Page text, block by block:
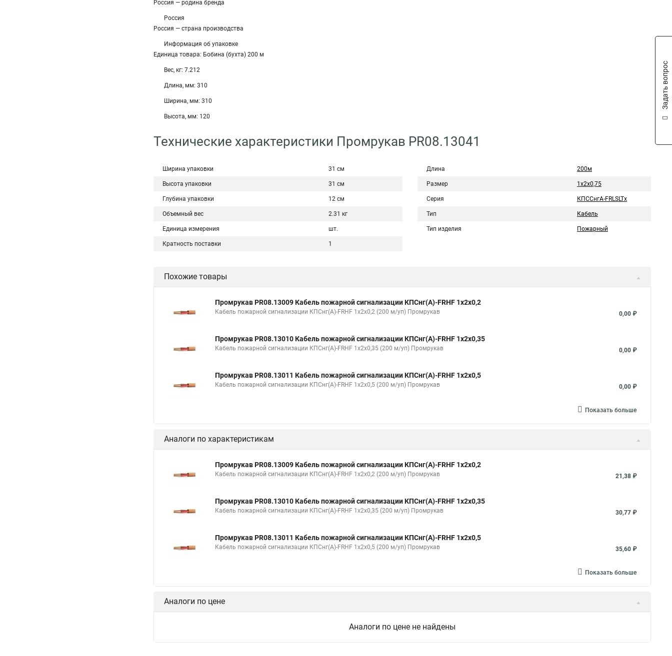
Россия — родина бренда
Россия
Россия — страна производства
Информация об упаковке
Единица товара: Бобина (бухта) 200 м
Вес, кг: 7.212
Длина, мм: 310
Ширина, мм: 310
Высота, мм: 120
Технические характеристики Промрукав PR08.13041
Ширина упаковки 31 см
Высота упаковки 31 см
Глубина упаковки 12 см
Объемный вес 2.31 кг
Единица измерения шт.
Кратность поставки 1
Длина 200м
Размер 1х2х0,75
Серия КПССнгА-FRLSLTx
Тип Кабель
Тип изделия Пожарный
Похожие товары
Промрукав PR08.13009 Кабель пожарной сигнализации КПСнг(А)-FRHF 1х2х0,2
Кабель пожарной сигнализации КПСнг(А)-FRHF 1х2х0,2 (200 м/уп) Промрукав 0,00 ₽
Промрукав PR08.13010 Кабель пожарной сигнализации КПСнг(А)-FRHF 1х2х0,35
Кабель пожарной сигнализации КПСнг(А)-FRHF 1х2х0,35 (200 м/уп) Промрукав 0,00 ₽
Промрукав PR08.13011 Кабель пожарной сигнализации КПСнг(А)-FRHF 1х2х0,5
Кабель пожарной сигнализации КПСнг(А)-FRHF 1х2х0,5 (200 м/уп) Промрукав 0,00 ₽
Показать больше
Аналоги по характеристикам
Промрукав PR08.13009 Кабель пожарной сигнализации КПСнг(А)-FRHF 1х2х0,2
Кабель пожарной сигнализации КПСнг(А)-FRHF 1х2х0,2 (200 м/уп) Промрукав 21,38 ₽
Промрукав PR08.13010 Кабель пожарной сигнализации КПСнг(А)-FRHF 1х2х0,35
Кабель пожарной сигнализации КПСнг(А)-FRHF 1х2х0,35 (200 м/уп) Промрукав 30,77 ₽
Промрукав PR08.13011 Кабель пожарной сигнализации КПСнг(А)-FRHF 1х2х0,5
Кабель пожарной сигнализации КПСнг(А)-FRHF 1х2х0,5 (200 м/уп) Промрукав 35,60 ₽
Показать больше
Аналоги по цене
Аналоги по цене не найдены
Задать вопрос